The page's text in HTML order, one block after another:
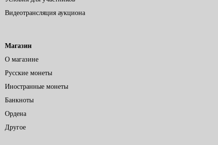
Видеотрансляция аукциона
Магазин
О магазине
Русские монеты
Иностранные монеты
Банкноты
Ордена
Другое